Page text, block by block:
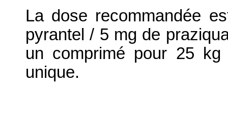
La dose recommandée
pyrantel / 5 mg de
un comprimé pour 25
unique.